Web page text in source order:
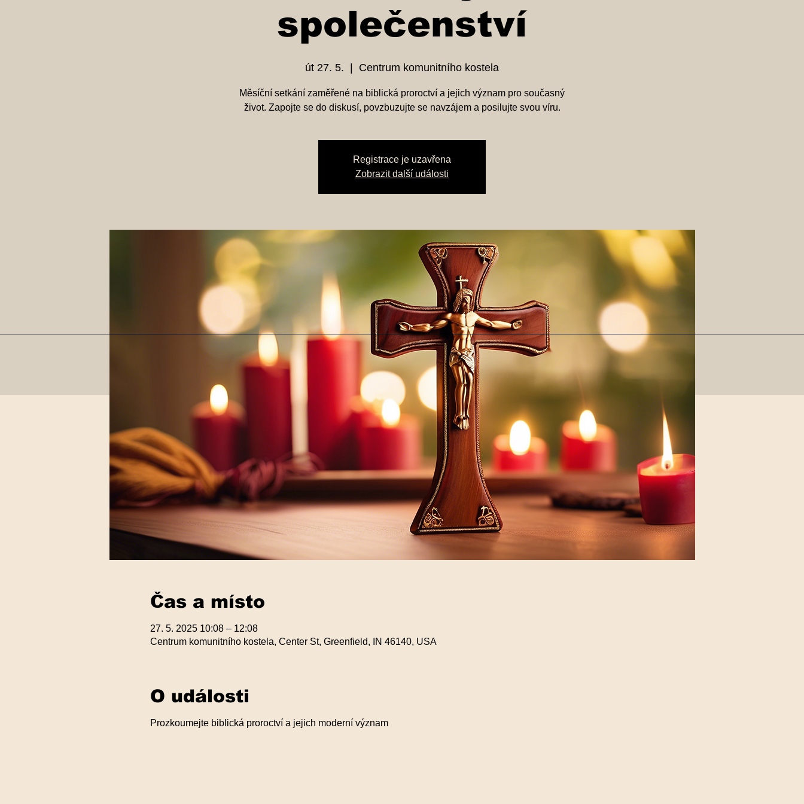
společenství
út 27. 5. Centrum komunitního kostela
Měsíční setkání zaměřené na biblická proroctví a jejich význam pro současný
život. Zapojte se do diskusí, povzbuzujte se navzájem a posilujte svou víru.
Registrace je uzavřena
Zobrazit další události
Čas a místo
27. 5. 2025 10:08 – 12:08
Centrum komunitního kostela, Center St, Greenfield, IN 46140, USA
O události
Prozkoumejte biblická proroctví a jejich moderní význam